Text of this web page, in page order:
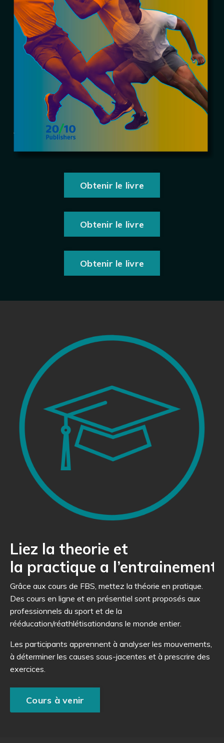
Obtenir le livre
Obtenir le livre
Obtenir le livre
Liez la theorie et
la practique a l’entrainement
Grâce aux cours de FBS, mettez la théorie en pratique.
Des cours en ligne et en présentiel sont proposés aux
professionnels du sport et de la
rééducation/réathlétisationdans le monde entier.
Les participants apprennent à analyser les mouvements,
à déterminer les causes sous-jacentes et à prescrire des
exercices.
Cours à venir